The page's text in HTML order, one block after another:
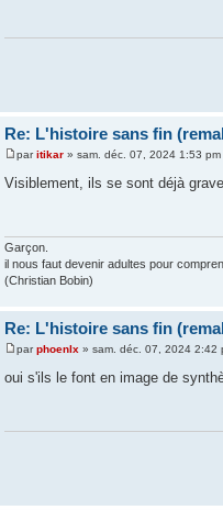
Re: L'histoire sans fin
M
e
s
e
paritikar» sam. déc. 07, 2024 1:53 pm
Visiblement, ils se sont déjà
Garçon.
il nous faut devenir adultes pour
(Christian Bobin)
Re: L'histoire sans fin
M
e
s
parphoenlx» sam. déc. 07, 2024 2:42
oui s'ils le font en image de